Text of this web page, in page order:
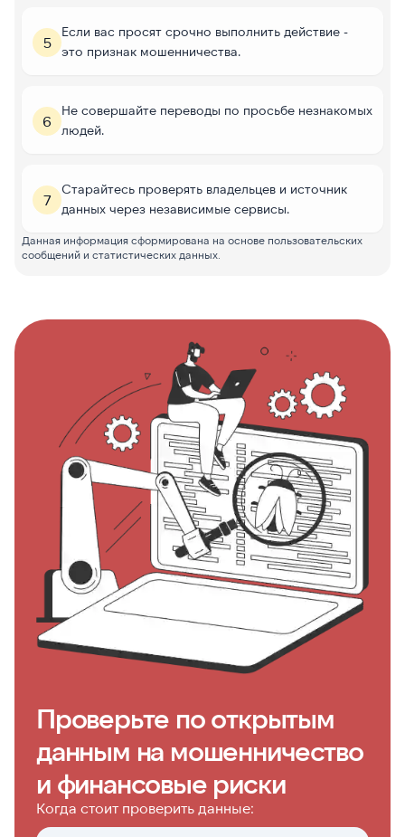
5
Если вас просят срочно выполнить действие -
это признак мошенничества.
6
Не совершайте переводы по просьбе незнакомых
людей.
7
Старайтесь проверять владельцев и источник
данных через независимые сервисы.
Данная информация сформирована на основе пользовательских
сообщений и статистических данных.
Проверьте по открытым
данным на мошенничество
и финансовые риски
Когда стоит проверить данные: